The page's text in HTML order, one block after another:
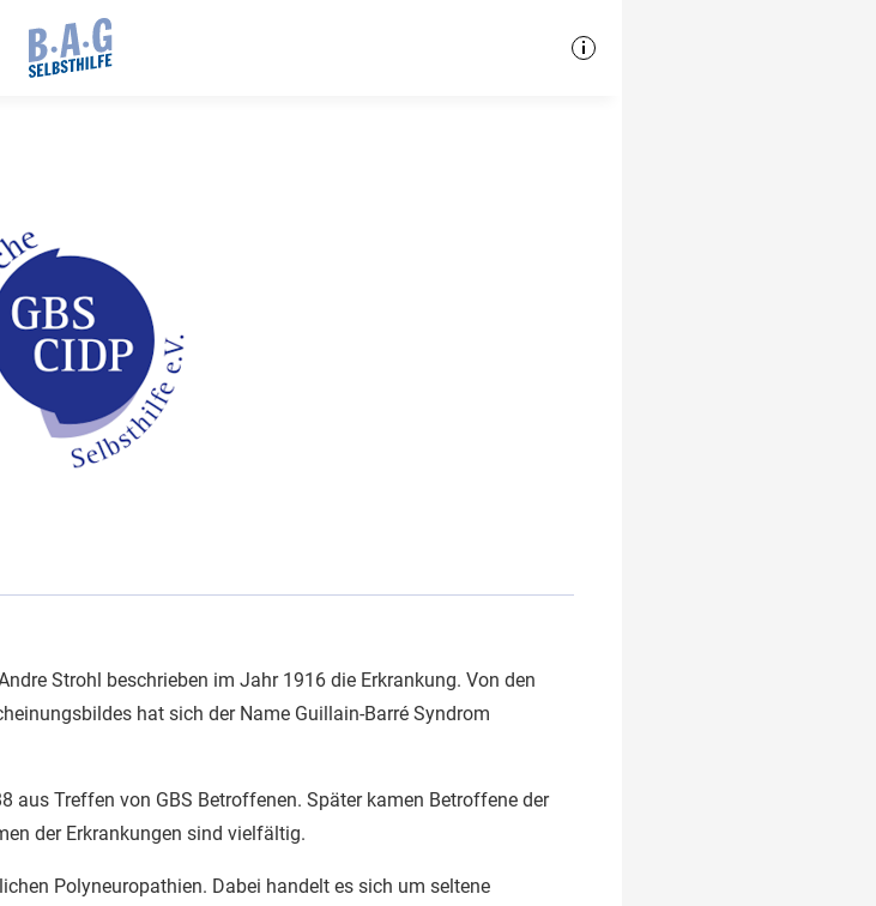
Strohl beschrieben im Jahr 1916 die Erkrankung. Von den
hat sich der Name Guillain-Barré Syndrom
aus Treffen von GBS Betroffenen. Später kamen Betroffene der
der Erkrankungen sind vielfältig.
Polyneuropathien. Dabei handelt es sich um seltene